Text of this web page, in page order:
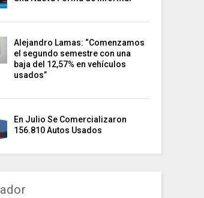
Alejandro Lamas: “Comenzamos
el segundo semestre con una
baja del 12,57% en vehículos
usados”
En Julio Se Comercializaron
156.810 Autos Usados